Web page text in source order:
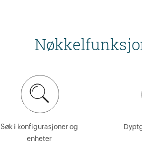
Søk i konfigurasjoner og
enheter